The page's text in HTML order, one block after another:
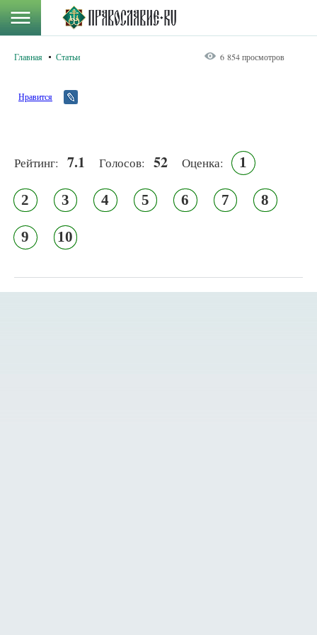
Главная Статьи 6 854 просмотров
Нравится
Рейтинг: 7.1 Голосов: 52 Оценка: 1
2 3 4 5 6 7 8
9 10